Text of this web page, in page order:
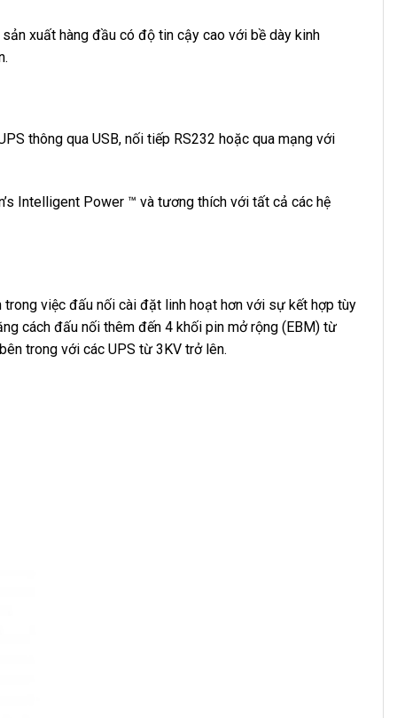
xuất hàng đầu có độ tin cậy cao với bề dày kinh
thông qua USB, nối tiếp RS232 hoặc qua mạng với
Intelligent Power ™ và tương thích với tất cả các hệ
việc đấu nối cài đặt linh hoạt hơn với sự kết hợp tùy
cách đấu nối thêm đến 4 khối pin mở rộng (EBM) từ
trong với các UPS từ 3KV trở lên.